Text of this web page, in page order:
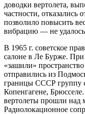
доводки вертолета,
частности, отказались
позволило повысить
вибрацию — не
В 1965 г. советское
салоне в Ле Бурже. При
«зашили»
отправились из
границы СССР группу
Копенгагене,
вертолеты прошли над
Радиолокационное